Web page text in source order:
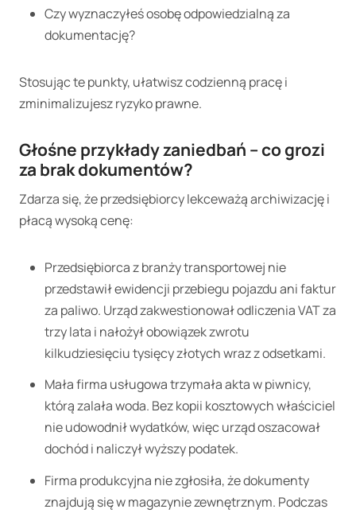
Czy wyznaczyłeś osobę odpowiedzialną za
dokumentację?
Stosując te punkty, ułatwisz codzienną pracę i
zminimalizujesz ryzyko prawne.
Głośne przykłady zaniedbań – co grozi
za brak dokumentów?
Zdarza się, że przedsiębiorcy lekceważą archiwizację i
płacą wysoką cenę:
Przedsiębiorca z branży transportowej nie
przedstawił ewidencji przebiegu pojazdu ani faktur
za paliwo. Urząd zakwestionował odliczenia VAT za
trzy lata i nałożył obowiązek zwrotu
kilkudziesięciu tysięcy złotych wraz z odsetkami.
Mała firma usługowa trzymała akta w piwnicy,
którą zalała woda. Bez kopii kosztowych właściciel
nie udowodnił wydatków, więc urząd oszacował
dochód i naliczył wyższy podatek.
Firma produkcyjna nie zgłosiła, że dokumenty
znajdują się w magazynie zewnętrznym. Podczas